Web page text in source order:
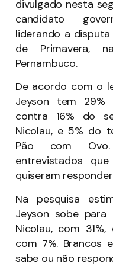
divulgado nesta
candidato
liderando a
de Primavera,
Pernambuco.
De acordo com o
Jeyson tem
contra 16% do
Nicolau, e 5% do
Pão com
entrevistados
quiseram
Na pesquisa
Jeyson sobe para
Nicolau, com
com 7%. Brancos
sabe ou não